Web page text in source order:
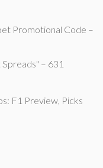
Promotional Code –
– 631
F1 Preview, Picks